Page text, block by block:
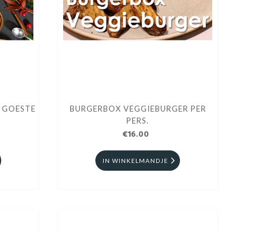
BURGERBOX VEGGIEBURGER PER
PERS.
€16.00
IN WINKELMANDJE